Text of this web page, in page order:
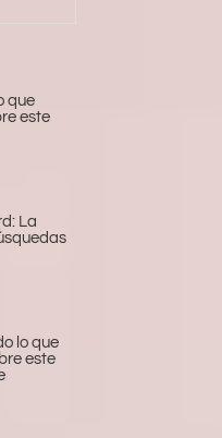
que
este
La
lo que
este